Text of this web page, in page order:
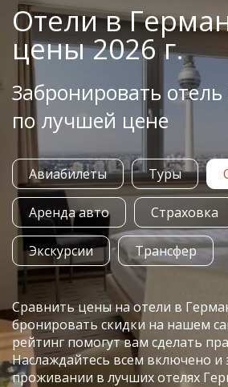
Отели в
цены 2026 г.
Забронировать
по лучшей цене
Авиабилеты Туры
Аренда авто Страховка
Экскурсии Трансфер
Сравнить цены на отели в
бронировать скидки на нашем
рейтинг помогут вам сделать
Наслаждайтесь всем включено и
проживании в лучших отелях